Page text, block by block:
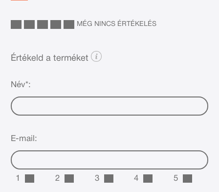
MÉG NINCS ÉRTÉKELÉS
Értékeld a terméket
Név*:
E-mail:
1 2 3 4 5